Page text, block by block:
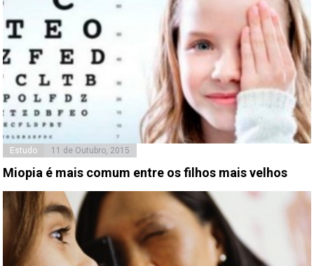
Estudo 11 de Outubro, 2015
Miopia é mais comum entre os filhos mais velhos